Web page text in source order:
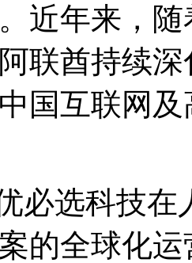
近年来，
联酋持续
国互联网
必选科技
的全球化